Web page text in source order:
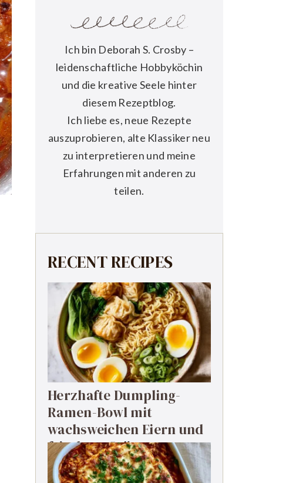
Ich bin Deborah S. Crosby –
leidenschaftliche Hobbyköchin
und die kreative Seele hinter
diesem Rezeptblog.
Ich liebe es, neue Rezepte
auszuprobieren, alte Klassiker neu
zu interpretieren und meine
Erfahrungen mit anderen zu
teilen.
RECENT RECIPES
Herzhafte Dumpling-
Ramen-Bowl mit
wachsweichen Eiern und
frischem Grün